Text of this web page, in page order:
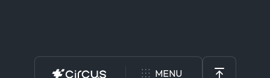
MENU